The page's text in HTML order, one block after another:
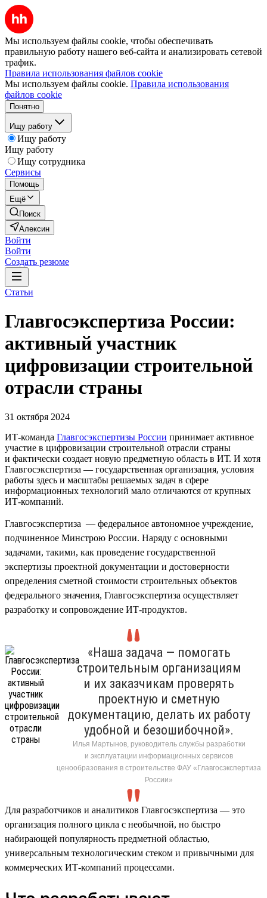
Мы используем файлы cookie, чтобы обеспечивать
правильную работу нашего веб-сайта и анализировать сетевой
трафик.
Правила использования файлов cookie
Мы используем файлы cookie. Правила использования
файлов cookie
Понятно
Ищу работу
Ищу работу
Ищу работу
Ищу сотрудника
Сервисы
Помощь
Ещё
Поиск
Алексин
Войти
Войти
Создать резюме
Статьи
Главгосэкспертиза России:
активный участник
цифровизации строительной
отрасли страны
31 октября 2024
ИТ-команда Главгосэкспертизы России принимает активное
участие в цифровизации строительной отрасли страны
и фактически создает новую предметную область в ИТ. И хотя
Главгосэкспертиза — государственная организация, условия
работы здесь и масштабы решаемых задач в сфере
информационных технологий мало отличаются от крупных
ИТ-компаний.
Главгосэкспертиза — федеральное автономное учреждение,
подчиненное Минстрою России. Наряду с основными
задачами, такими, как проведение государственной
экспертизы проектной документации и достоверности
определения сметной стоимости строительных объектов
федерального значения, Главгосэкспертиза осуществляет
разработку и сопровождение ИТ-продуктов.
«Наша задача — помогать
строительным организациям
и их заказчикам проверять
проектную и сметную
документацию, делать их работу
удобной и безошибочной».
Илья Мартынов, руководитель службы разработки
и эксплуатации информационных сервисов
ценообразования в строительстве ФАУ «Главгосэкспертиза
России»
Для разработчиков и аналитиков Главгосэкспертиза — это
организация полного цикла с необычной, но быстро
набирающей популярность предметной областью,
универсальным технологическим стеком и привычными для
коммерческих ИТ-компаний процессами.